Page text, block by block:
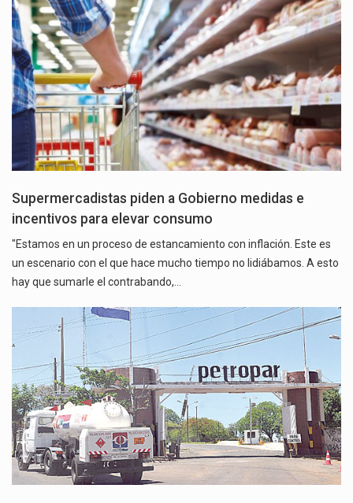
Supermercadistas piden a Gobierno medidas e
incentivos para elevar consumo
"Estamos en un proceso de estancamiento con inflación. Este es
un escenario con el que hace mucho tiempo no lidiábamos. A esto
hay que sumarle el contrabando,…